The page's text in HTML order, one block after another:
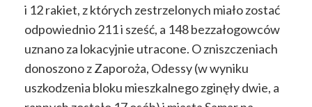
i 12 rakiet, z których zestrzelonych miało zostać
odpowiednio 211 i sześć, a 148 bezzałogowców
uznano za lokacyjnie utracone. O zniszczeniach
donoszono z Zaporoża, Odessy (w wyniku
uszkodzenia bloku mieszkalnego zginęły dwie, a